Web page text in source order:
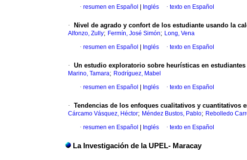
· resumen en Español Inglés · texto en Español
· Nivel de agrado y confort de los estudiante usando la
Alfonzo, Zully; Fermín, José Simón; Long, Vena
· resumen en Español Inglés · texto en Español
· Un estudio exploratorio sobre heurísticas en
Marino, Tamara; Rodríguez, Mabel
· resumen en Español Inglés · texto en Español
· Tendencias de los enfoques cualitativos y
Cárcamo Vásquez, Héctor; Méndez Bustos, Pablo; Rebolledo
· resumen en Español Inglés · texto en Español
La Investigación de la UPEL- Maracay